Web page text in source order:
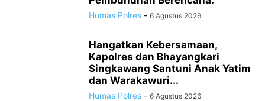
Humas Polres - 6 Agustus 2026
Hangatkan Kebersamaan,
Kapolres dan Bhayangkari
Singkawang Santuni Anak Yatim
dan Warakawuri...
Humas Polres - 6 Agustus 2026